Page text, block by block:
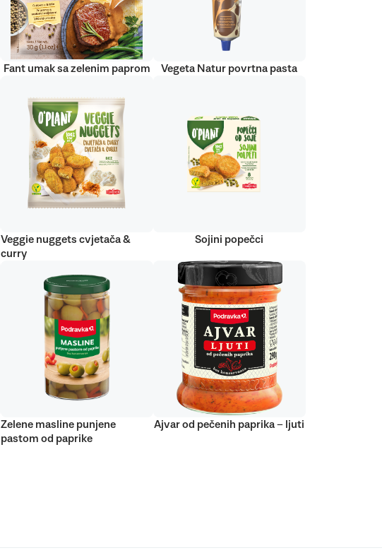
Fant umak sa zelenim paprom Vegeta Natur povrtna pasta
Veggie nuggets cvjetača &
curry
Sojini popečci
Zelene masline punjene
pastom od paprike
Ajvar od pečenih paprika – ljuti